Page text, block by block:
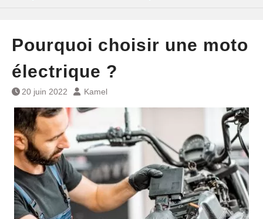
Pourquoi choisir une moto
électrique ?
20 juin 2022 Kamel